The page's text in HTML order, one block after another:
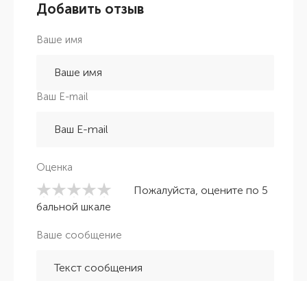
Добавить отзыв
Ваше имя
Ваш E-mail
Оценка
Пожалуйста, оцените по 5
бальной шкале
Ваше сообщение